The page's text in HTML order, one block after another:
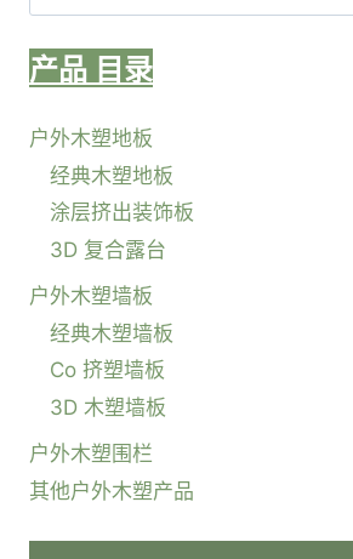
产品 目录
户外木塑地板
经典木塑地板
涂层挤出装饰板
3D 复合露台
户外木塑墙板
经典木塑墙板
Co 挤塑墙板
3D 木塑墙板
户外木塑围栏
其他户外木塑产品